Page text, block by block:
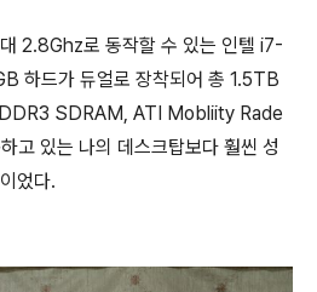
2.8Ghz로 동작할 수 있는 인텔 i7-
하드가 듀얼로 장착되어 총 1.5TB
SDRAM, ATI Mobliity Rade
고 있는 나의 데스크탑보다 훨씬 성
었다.